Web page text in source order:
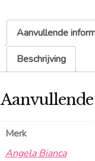
Aanvullende
Beschrijving
Merk
Angela Bianca